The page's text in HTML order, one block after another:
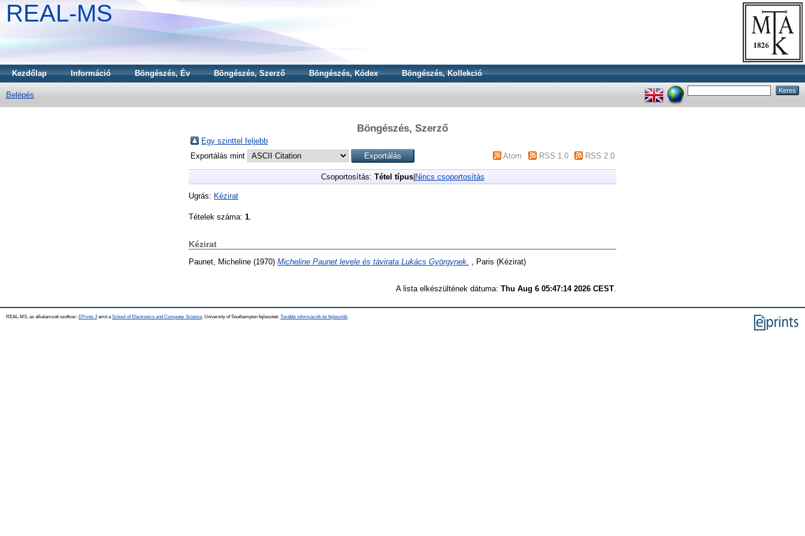
REAL-MS
Kezdőlap Információ Böngészés, Év Böngészés, Szerző Böngészés, Kódex Böngészés, Kollekció
Belépés
Böngészés, Szerző
Egy szinttel feljebb
Exportálás mint
Atom RSS 1.0 RSS 2.0
Csoportosítás: Tétel típus| Nincs csoportosítás
Ugrás: Kézirat
Tételek száma: 1
Kézirat
Paunet, Micheline (1970) Micheline Paunet levele és távirata Lukács Györgynek. , Paris (Kézirat)
A lista elkészültének dátuma: Thu Aug 6 05:47:14 2026 CEST
REAL-MS, az alkalamzott szoftver: EPrints 3amit a School of Electronics and Computer Science , University of Southampton fejlesztett. További információk és fejlesztők